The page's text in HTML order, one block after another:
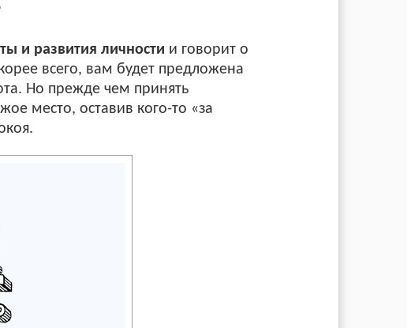
и развития личности и говорит о
всего, вам будет предложена
Но прежде чем принять
место, оставив кого-то «за